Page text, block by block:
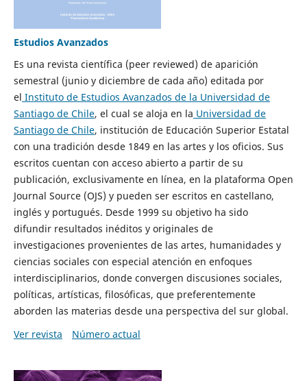
Estudios Avanzados
Es una revista científica (peer reviewed) de aparición
semestral (junio y diciembre de cada año) editada por
el Instituto de Estudios Avanzados de la Universidad de
Santiago de Chile, el cual se aloja en la Universidad de
Santiago de Chile, institución de Educación Superior Estatal
con una tradición desde 1849 en las artes y los oficios. Sus
escritos cuentan con acceso abierto a partir de su
publicación, exclusivamente en línea, en la plataforma Open
Journal Source (OJS) y pueden ser escritos en castellano,
inglés y portugués. Desde 1999 su objetivo ha sido
difundir resultados inéditos y originales de
investigaciones provenientes de las artes, humanidades y
ciencias sociales con especial atención en enfoques
interdisciplinarios, donde convergen discusiones sociales,
políticas, artísticas, filosóficas, que preferentemente
aborden las materias desde una perspectiva del sur global.
Ver revista
Número actual